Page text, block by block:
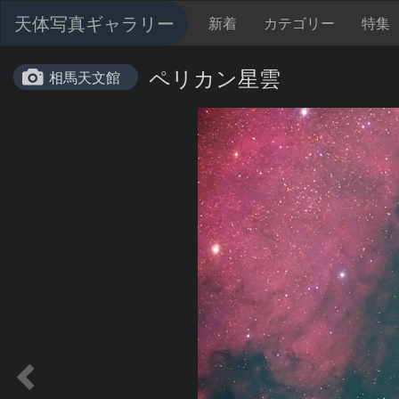
天体写真ギャラリー 新着 カテゴリー 特集
相馬天文館 ペリカン星雲